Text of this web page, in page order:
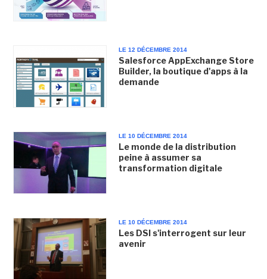
LE 12 DÉCEMBRE 2014
Salesforce AppExchange Store
Builder, la boutique d'apps à la
demande
LE 10 DÉCEMBRE 2014
Le monde de la distribution
peine à assumer sa
transformation digitale
LE 10 DÉCEMBRE 2014
Les DSI s'interrogent sur leur
avenir